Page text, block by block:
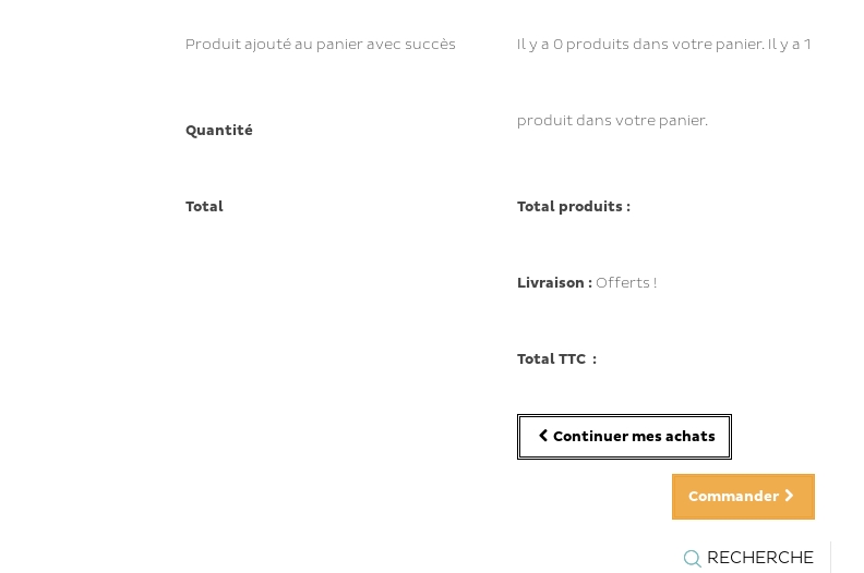
Produit ajouté au panier avec succès
Quantité
Total
Il y a 0produits dans votre panier. Il y a 1
produit dans votre panier.
Total produits :
Livraison : Offerts !
Total TTC :
Continuer mes achats
Commander
RECHERCHE